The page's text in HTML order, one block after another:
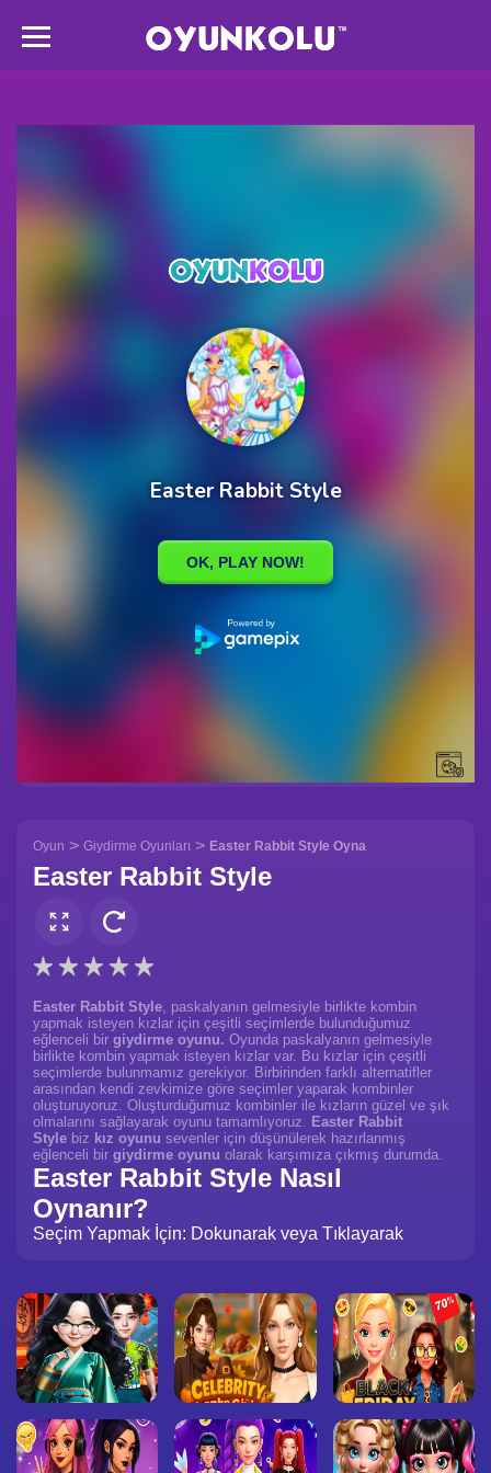
Oyun > Giydirme Oyunları > Easter Rabbit Style Oyna
Easter Rabbit Style
Easter Rabbit Style, paskalyanın gelmesiyle birlikte kombin
yapmak isteyen kızlar için çeşitli seçimlerde bulunduğumuz
eğlenceli bir giydirme oyunu. Oyunda paskalyanın gelmesiyle
birlikte kombin yapmak isteyen kızlar var. Bu kızlar için çeşitli
seçimlerde bulunmamız gerekiyor. Birbirinden farklı alternatifler
arasından kendi zevkimize göre seçimler yaparak kombinler
oluşturuyoruz. Oluşturduğumuz kombinler ile kızların güzel ve şık
olmalarını sağlayarak oyunu tamamlıyoruz. Easter Rabbit
Style biz kız oyunu sevenler için düşünülerek hazırlanmış
eğlenceli bir giydirme oyunu olarak karşımıza çıkmış durumda.
Easter Rabbit Style Nasıl
Oynanır?
Seçim Yapmak İçin: Dokunarak veya Tıklayarak